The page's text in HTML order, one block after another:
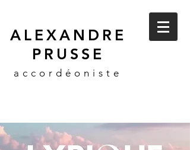
ALEXANDRE
PRUSSE
accordéoniste